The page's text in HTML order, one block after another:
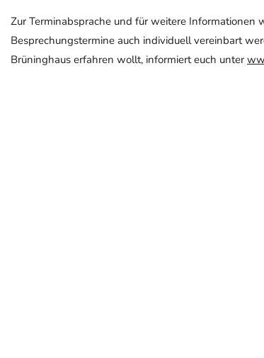
Zur Terminabsprache und für weitere
Besprechungstermine auch individuell vereinbart
Brüninghaus erfahren wollt, informiert euch unter